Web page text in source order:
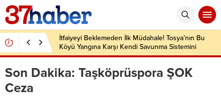
İtfaiyeyi Beklemeden İlk Müdahale! Tosya’nın Bu
Köyü Yangına Karşı Kendi Savunma Sistemini
Kurdu
Son Dakika: Taşköprüspora ŞOK
Ceza